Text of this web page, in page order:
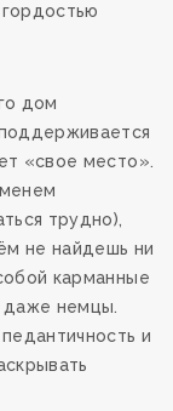
дом
«свое место».
трудно),
не найдешь ни
карманные
даже немцы.
и